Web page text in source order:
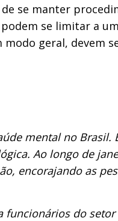
de se manter
se limitar a
geral, devem
mental no Brasil.
Ao longo de
encorajando as
funcionários do